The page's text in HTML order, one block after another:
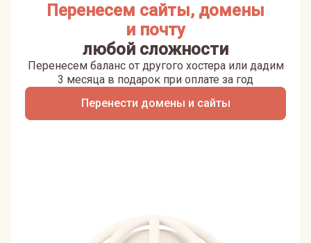
Перенесем сайты, домены
и почту
любой сложности
Перенести домены и сайты
Перенесем баланс от другого хостера или дадим
3 месяца в подарок при оплате за год